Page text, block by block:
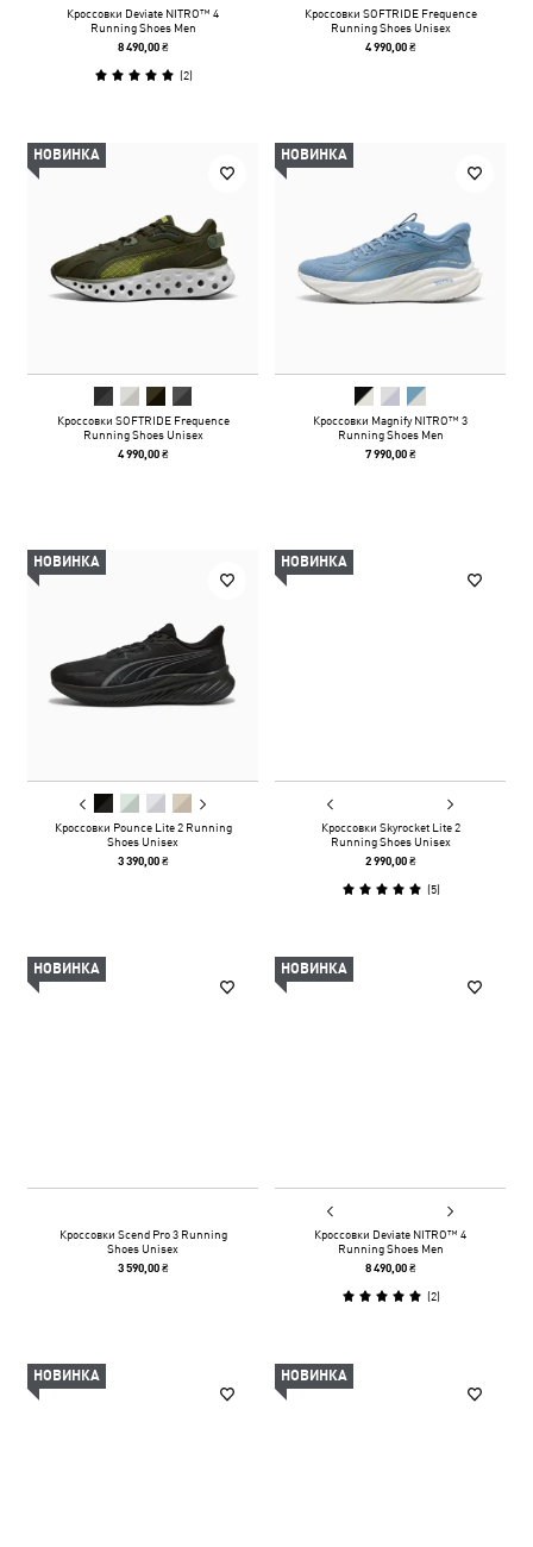
Кроссовки Deviate NITRO™ 4
Running Shoes Men
8 490,00 ₴
(2)
Кроссовки SOFTRIDE Frequence
Running Shoes Unisex
4 990,00 ₴
НОВИНКА
Кроссовки SOFTRIDE Frequence
Running Shoes Unisex
4 990,00 ₴
НОВИНКА
Кроссовки Magnify NITRO™ 3
Running Shoes Men
7 990,00 ₴
НОВИНКА
Кроссовки Pounce Lite 2 Running
Shoes Unisex
3 390,00 ₴
НОВИНКА
Кроссовки Skyrocket Lite 2
Running Shoes Unisex
2 990,00 ₴
(5)
НОВИНКА
Кроссовки Scend Pro 3 Running
Shoes Unisex
3 590,00 ₴
НОВИНКА
Кроссовки Deviate NITRO™ 4
Running Shoes Men
8 490,00 ₴
(2)
НОВИНКА НОВИНКА